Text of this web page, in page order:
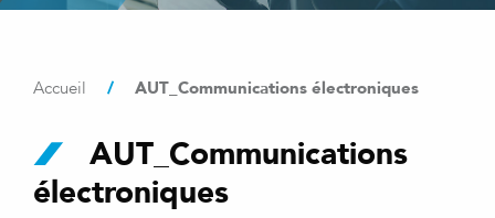
Accueil / AUT_Communications électroniques
AUT_Communications
électroniques